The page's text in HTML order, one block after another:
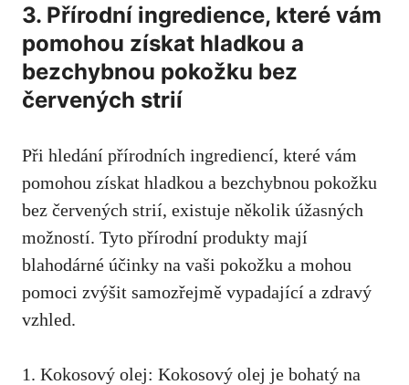
3. Přírodní ingredience, které vám​
pomohou získat hladkou a
bezchybnou pokožku bez‍
červených ⁣strií
Při hledání přírodních ingrediencí, které vám
⁣pomohou⁣ získat hladkou a bezchybnou ‍pokožku
bez červených strií,⁣ existuje několik úžasných
možností.‍ Tyto přírodní produkty mají
blahodárné účinky na vaši ⁣pokožku a⁢ mohou
pomoci zvýšit⁣ samozřejmě⁣ vypadající​ a zdravý
⁢vzhled.
1.⁤ Kokosový olej:⁣ Kokosový ‌olej je‌ bohatý‍ na